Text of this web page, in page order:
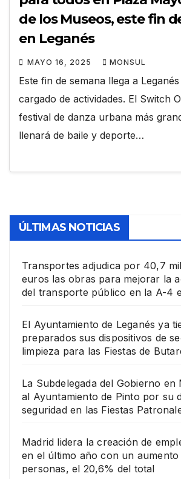
de los Museos, este fin
en Leganés
MAYO 16, 2025 MONSUL
Este fin de semana llega a
cargado de actividades. El Switch
festival de danza urbana más
llenará de baile y deporte…
ÚLTIMAS NOTICIAS
Transportes adjudica por 40,7
euros las obras para mejorar la
del transporte público en la A-4
El Ayuntamiento de Leganés ya
preparados sus dispositivos de
limpieza para las Fiestas de
La Subdelegada del Gobierno en
al Ayuntamiento de Pinto por su
seguridad en las Fiestas
Madrid lidera la creación de
en el último año con un aumento
personas, el 20,6% del total